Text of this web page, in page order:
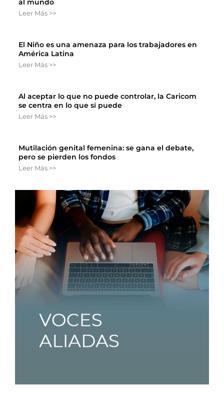
al mundo
Leer Más >>
El Niño es una amenaza para los trabajadores en
América Latina
Leer Más >>
Al aceptar lo que no puede controlar, la Caricom
se centra en lo que sí puede
Leer Más >>
Mutilación genital femenina: se gana el debate,
pero se pierden los fondos
Leer Más >>